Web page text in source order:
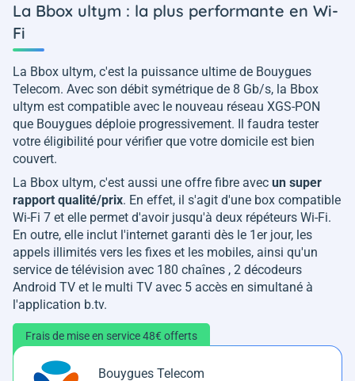
La Bbox ultym : la plus performante en Wi-
Fi
La Bbox ultym, c'est la puissance ultime de Bouygues
Telecom. Avec son débit symétrique de 8 Gb/s, la Bbox
ultym est compatible avec le nouveau réseau XGS-PON
que Bouygues déploie progressivement. Il faudra tester
votre éligibilité pour vérifier que votre domicile est bien
couvert.
La Bbox ultym, c'est aussi une offre fibre avec un super
rapport qualité/prix. En effet, il s'agit d'une box compatible
Wi-Fi 7 et elle permet d'avoir jusqu'à deux répéteurs Wi-Fi.
En outre, elle inclut l'internet garanti dès le 1er jour, les
appels illimités vers les fixes et les mobiles, ainsi qu'un
service de télévision avec 180 chaînes , 2 décodeurs
Android TV et le multi TV avec 5 accès en simultané à
l'application b.tv.
Frais de mise en service 48€ offerts
Bouygues Telecom